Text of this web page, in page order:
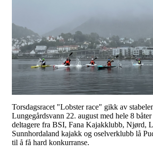
Torsdagsracet "Lobster race" gikk av
Lungegårdsvann 22. august med hele 8
deltagere fra BSI, Fana Kajakklubb, Njørd,
Sunnhordaland kajakk og oselverklubb lå
til å få hard konkurranse.